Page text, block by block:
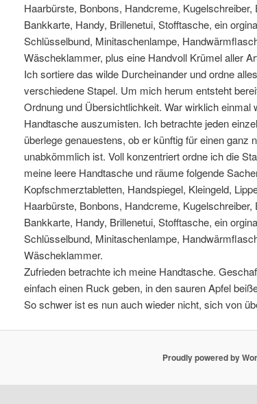
Haarbürste, Bonbons, Handcreme,
Bankkarte, Handy, Brillenetui, Stofftasche, ein
Schlüsselbund, Minitaschenlampe,
Wäscheklammer, plus eine Handvoll Krümel aller
Ich sortiere das wilde Durcheinander und ordne
verschiedene Stapel. Um mich herum entsteht
Ordnung und Übersichtlichkeit. War wirklich einmal
Handtasche auszumisten. Ich betrachte jeden
überlege genauestens, ob er künftig für einen ganz
unabkömmlich ist. Voll konzentriert ordne ich die
meine leere Handtasche und räume folgende
Kopfschmerztabletten, Handspiegel, Kleingeld,
Haarbürste, Bonbons, Handcreme,
Bankkarte, Handy, Brillenetui, Stofftasche, ein
Schlüsselbund, Minitaschenlampe,
Wäscheklammer.
Zufrieden betrachte ich meine Handtasche.
einfach einen Ruck geben, in den sauren Apfel
So schwer ist es nun auch wieder nicht, sich von
Proudly powered by